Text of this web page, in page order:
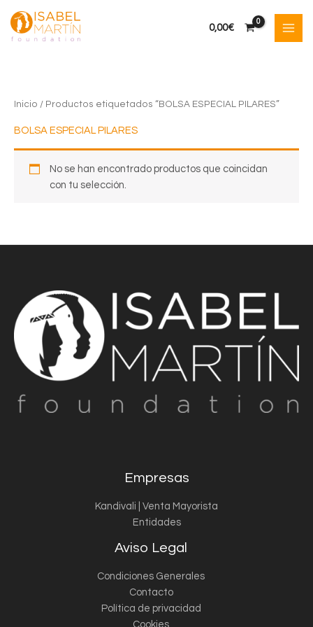
contenido
0,00€
Inicio / Productos etiquetados “BOLSA ESPECIAL PILARES”
BOLSA ESPECIAL PILARES
No se han encontrado productos que coincidan
con tu selección.
Empresas
Kandivali | Venta Mayorista
Entidades
Aviso Legal
Condiciones Generales
Contacto
Política de privacidad
Cookies